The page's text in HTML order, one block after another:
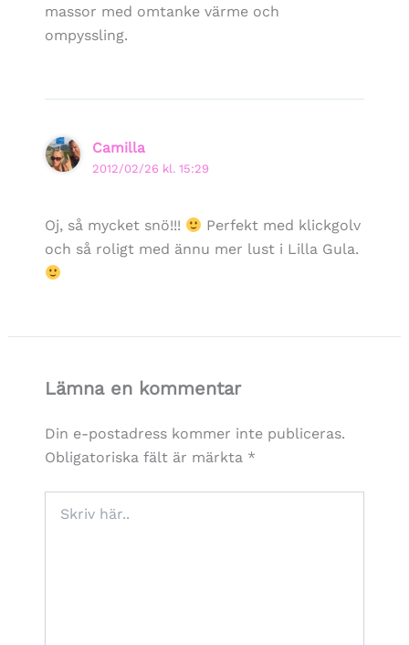
massor med omtanke värme och
ompyssling.
Camilla
2012/02/26 kl. 15:29
Oj, så mycket snö!!!
Perfekt med klickgolv
och så roligt med ännu mer lust i Lilla Gula.
Lämna en kommentar
Din e-postadress kommer inte publiceras.
Obligatoriska fält är märkta *
här..